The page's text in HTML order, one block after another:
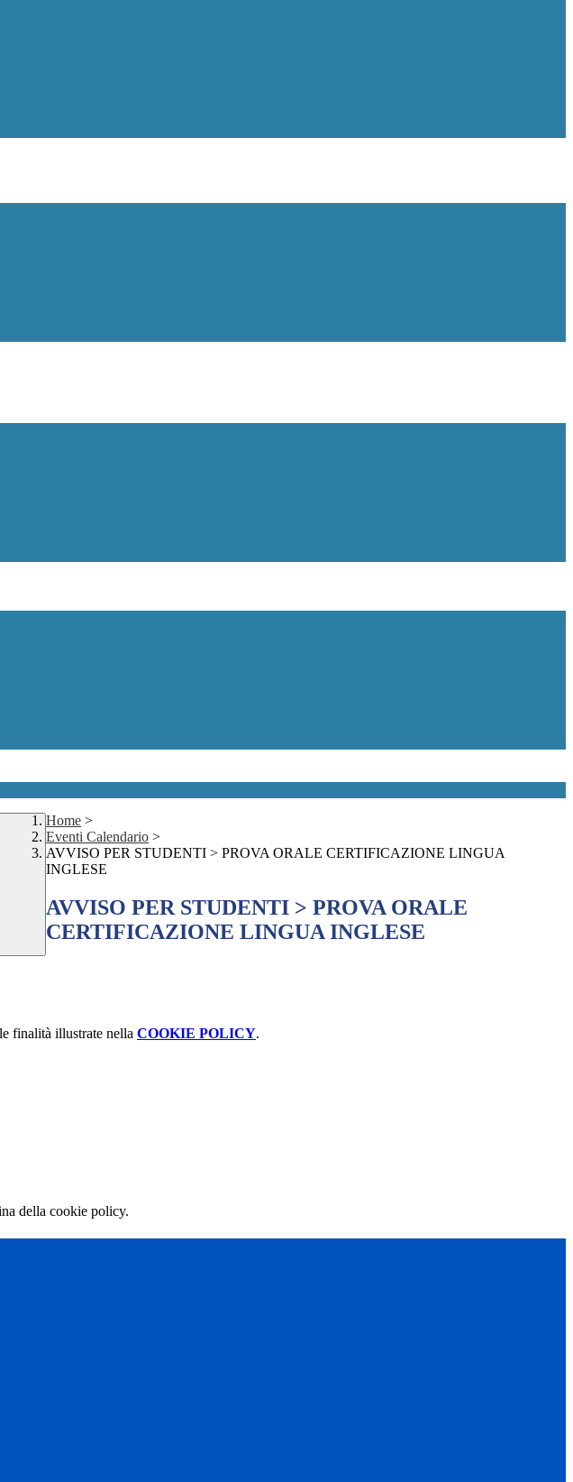
Home >
Eventi Calendario >
AVVISO PER STUDENTI > PROVA ORALE CERTIFICAZIONE LINGUA
INGLESE
AVVISO PER STUDENTI > PROVA ORALE
CERTIFICAZIONE LINGUA INGLESE
finalità illustrate nella COOKIE POLICY.
della cookie policy.